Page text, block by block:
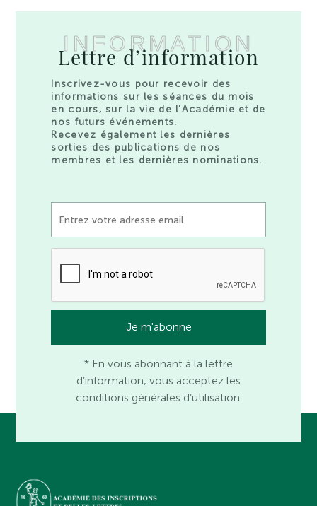
INFORMATION
Lettre d’information
Inscrivez-vous pour recevoir des
informations sur les séances du mois
en cours, sur la vie de l’Académie et de
nos futurs événements.
Recevez également les dernières
sorties des publications de nos
membres et les dernières nominations.
* En vous abonnant à la lettre
d’information, vous acceptez les
conditions générales d’utilisation.